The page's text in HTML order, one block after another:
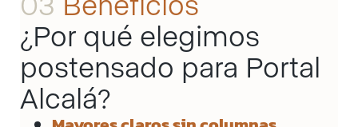
¿Por qué elegimos
postensado para Portal
Alcalá?